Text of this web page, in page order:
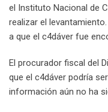
el Instituto Nacional de
realizar el
a que el c4dáver fue
El procurador fiscal del
que el c4dáver podría
información aún no ha